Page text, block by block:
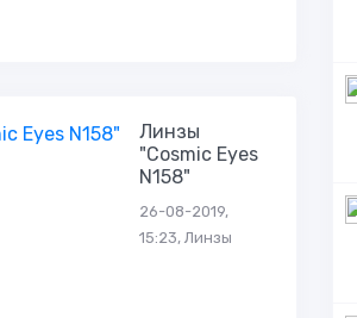
Линзы
"Cosmic Eyes
N158"
26-08-2019,
15:23, Линзы